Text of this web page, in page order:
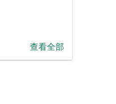
查看全部